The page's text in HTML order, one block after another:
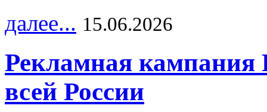
далее... 15.06.2026
Рекламная
всей России